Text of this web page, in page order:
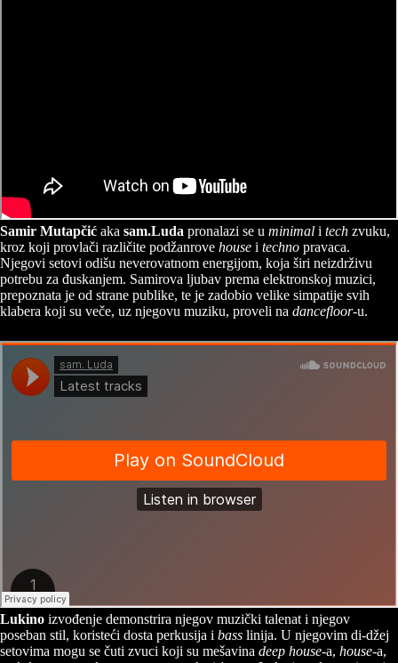
Samir Mutapčić aka sam.Luda pronalazi se u minimal i tech zvuku,
kroz koji provlači različite podžanrove house i techno pravaca.
Njegovi setovi odišu neverovatnom energijom, koja širi neizdrživu
potrebu za đuskanjem. Samirova ljubav prema elektronskoj muzici,
prepoznata je od strane publike, te je zadobio velike simpatije svih
klabera koji su veče, uz njegovu muziku, proveli na dancefloor-u.
Lukino izvođenje demonstrira njegov muzički talenat i njegov
poseban stil, koristeći dosta perkusija i bass linija. U njegovim di-džej
setovima mogu se čuti zvuci koji su mešavina deep house-a, house-a,